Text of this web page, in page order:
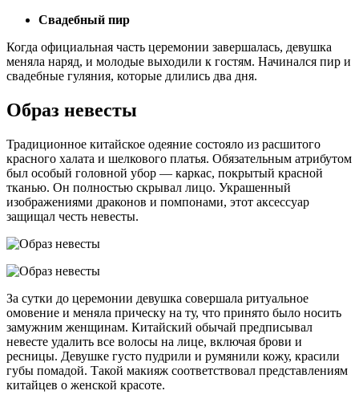
Свадебный пир
Когда официальная часть церемонии завершалась, девушка
меняла наряд, и молодые выходили к гостям. Начинался пир и
свадебные гуляния, которые длились два дня.
Образ невесты
Традиционное китайское одеяние состояло из расшитого
красного халата и шелкового платья. Обязательным атрибутом
был особый головной убор — каркас, покрытый красной
тканью. Он полностью скрывал лицо. Украшенный
изображениями драконов и помпонами, этот аксессуар
защищал честь невесты.
За сутки до церемонии девушка совершала ритуальное
омовение и меняла прическу на ту, что принято было носить
замужним женщинам. Китайский обычай предписывал
невесте удалить все волосы на лице, включая брови и
ресницы. Девушке густо пудрили и румянили кожу, красили
губы помадой. Такой макияж соответствовал представлениям
китайцев о женской красоте.